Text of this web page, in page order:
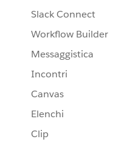
Slack Connect
Workflow Builder
Messaggistica
Incontri
Canvas
Elenchi
Clip